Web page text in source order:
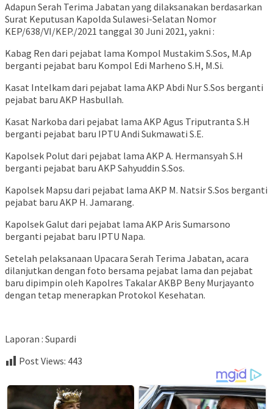
Adapun Serah Terima Jabatan yang dilaksanakan berdasarkan
Surat Keputusan Kapolda Sulawesi-Selatan Nomor
KEP/638/VI/KEP./2021 tanggal 30 Juni 2021, yakni :
Kabag Ren dari pejabat lama Kompol Mustakim S.Sos, M.Ap
berganti pejabat baru Kompol Edi Marheno S.H, M.Si.
Kasat Intelkam dari pejabat lama AKP Abdi Nur S.Sos berganti
pejabat baru AKP Hasbullah.
Kasat Narkoba dari pejabat lama AKP Agus Triputranta S.H
berganti pejabat baru IPTU Andi Sukmawati S.E.
Kapolsek Polut dari pejabat lama AKP A. Hermansyah S.H
berganti pejabat baru AKP Sahyuddin S.Sos.
Kapolsek Mapsu dari pejabat lama AKP M. Natsir S.Sos berganti
pejabat baru AKP H. Jamarang.
Kapolsek Galut dari pejabat lama AKP Aris Sumarsono
berganti pejabat baru IPTU Napa.
Setelah pelaksanaan Upacara Serah Terima Jabatan, acara
dilanjutkan dengan foto bersama pejabat lama dan pejabat
baru dipimpin oleh Kapolres Takalar AKBP Beny Murjayanto
dengan tetap menerapkan Protokol Kesehatan.
Laporan : Supardi
Post Views: 443